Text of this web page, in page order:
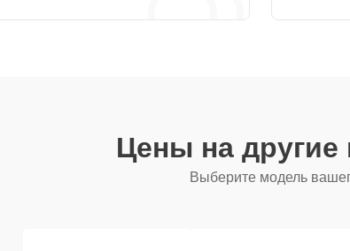
Цены на
Выберите модель